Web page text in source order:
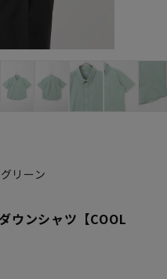
リーン
ウンシャツ【COOL